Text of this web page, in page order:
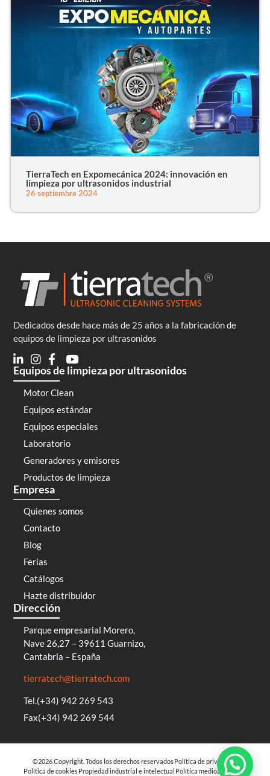
TierraTech en Expomecánica 2024: innovación en
limpieza por ultrasonidos industrial
26 septiembre 2024
Dedicados desde hace más de 25 años a la fabricación de
equipos de limpieza por ultrasonidos
Equipos de limpieza por ultrasonidos
Motor Clean
Equipos estándar
Equipos especiales
Laboratorio
Generadores y emisores
Productos de limpieza
Empresa
Quienes somos
Contacto
Blog
Ferias
Catálogos
Hazte distribuidor
Dirección
Parque empresarial Morero,
Nave 26,27 – 39611 Guarnizo,
Cantabria – España
tierratech@tierratech.com
Tel.(+34) 942 269 543
Fax(+34) 942 269 544
©2026 Copyright. Todos los derechos reservadosPolítica de privacidad
Política de cookiesPropiedad industrial e intelectual Política medioambiental